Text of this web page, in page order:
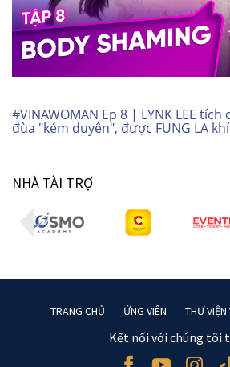
#VINAWOMAN Ep 8 | LYNK LEE
đùa "kém duyên", được FUNG LA
NHÀ TÀI TRỢ
TRANG CHỦ ỨNG VIÊN THƯ VIỆN
Kết nối với chúng tôi